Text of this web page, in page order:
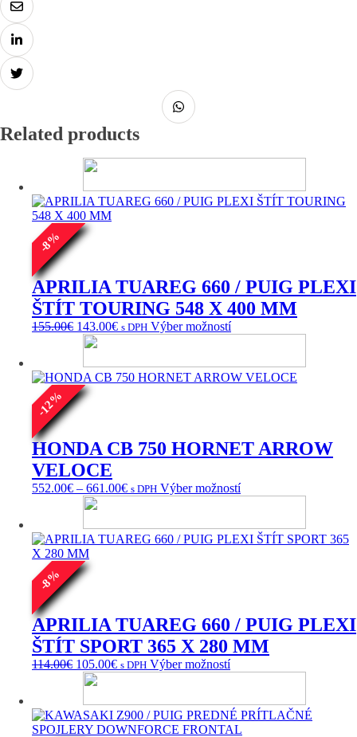
Related products
-
8
%
APRILIA TUAREG 660 / PUIG PLEXI
ŠTÍT TOURING 548 X 400 MM
155.00€ Pôvodná
cena
155.00€.
143.00€Aktuálna
143.00€.
s DPH Výber možnostíTento
viacero
variantov.
vybrať
na
produktu.
-
12
%
HONDA CB 750 HORNET ARROW
VELOCE
552.00€ – 661.00€Price
through
661.00€
s DPH Výber možnostíTento
viacero
variantov.
na
stránke
produktu.
-
8
%
APRILIA TUAREG 660 / PUIG PLEXI
ŠTÍT SPORT 365 X 280 MM
114.00€ Pôvodná
cena
114.00€.
105.00€Aktuálna
105.00€.
s DPH Výber možnostíTento
viacero
variantov.